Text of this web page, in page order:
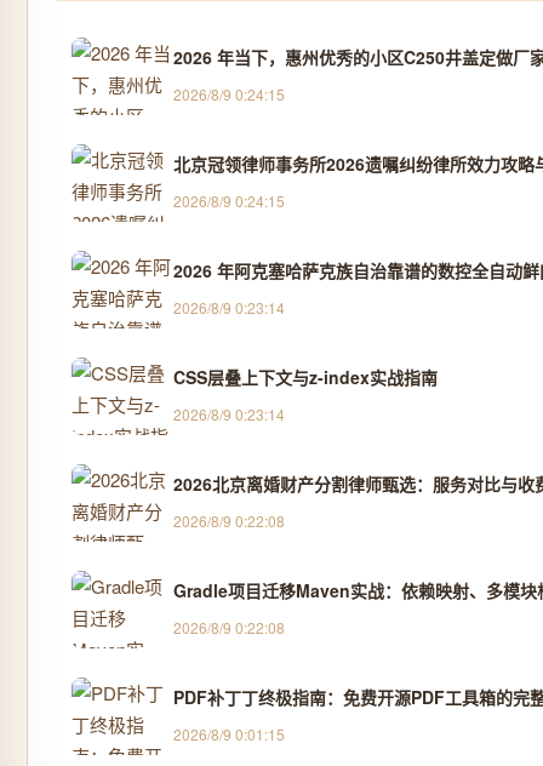
2026 年当下，惠州优秀的小区C250井盖定做厂
2026/8/9 0:24:15
北京冠领律师事务所2026遗嘱纠纷律所效力攻
2026/8/9 0:24:15
2026 年阿克塞哈萨克族自治靠谱的数控全自动
2026/8/9 0:23:14
CSS层叠上下文与z-index实战指南
2026/8/9 0:23:14
2026北京离婚财产分割律师甄选：服务对比与
2026/8/9 0:22:08
Gradle项目迁移Maven实战：依赖映射、多模块
2026/8/9 0:22:08
PDF补丁丁终极指南：免费开源PDF工具箱的完
2026/8/9 0:01:15